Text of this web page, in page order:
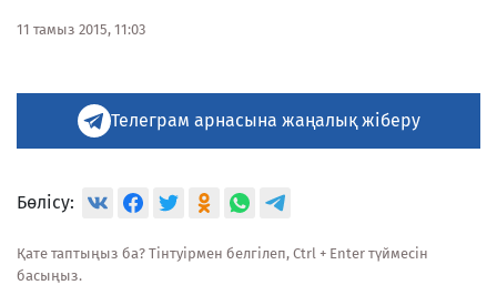
11 тамыз 2015, 11:03
Телеграм арнасына жаңалық жіберу
Бөлісу:
Қате таптыңыз ба? Тінтуірмен белгілеп, Ctrl + Enter түймесін
басыңыз.